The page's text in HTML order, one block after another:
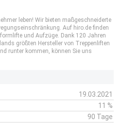
leben! Wir bieten maßgeschneiderte
Auf hiro.de finden
und Aufzüge. Dank 120 Jahren
größten Hersteller von Treppenliften
runter kommen, können Sie uns
19.03.2021
11 %
90 Tage